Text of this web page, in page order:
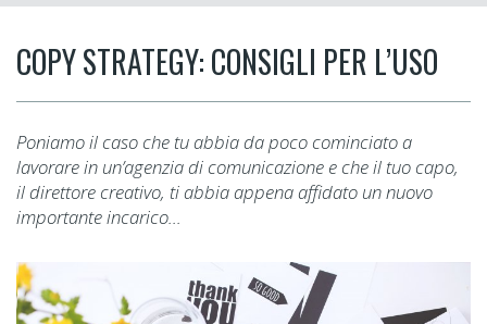
COPY STRATEGY: CONSIGLI PER L’USO
Poniamo il caso che tu abbia da poco cominciato a
lavorare in un’agenzia di comunicazione e che il tuo capo,
il direttore creativo, ti abbia appena affidato un nuovo
importante incarico...